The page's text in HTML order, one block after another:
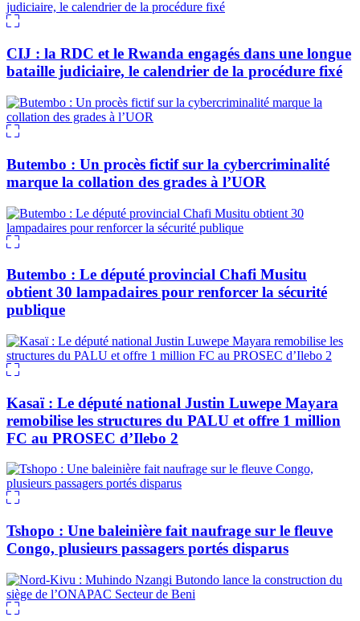
CIJ : la RDC et le Rwanda engagés dans une longue
bataille judiciaire, le calendrier de la procédure fixé
Butembo : Un procès fictif sur la cybercriminalité
marque la collation des grades à l’UOR
Butembo : Le député provincial Chafi Musitu
obtient 30 lampadaires pour renforcer la sécurité
publique
Kasaï : Le député national Justin Luwepe Mayara
remobilise les structures du PALU et offre 1 million
FC au PROSEC d’Ilebo 2
Tshopo : Une baleinière fait naufrage sur le fleuve
Congo, plusieurs passagers portés disparus